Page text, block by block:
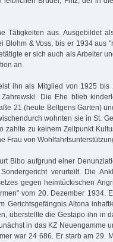
Tätigkeiten aus. Ausgebildet
Blohm & Voss, bis er 1934 aus
er sich auch als Arbeiter
an.
ihn als Mitglied von 1925
Die Ehe blieb
21 (heute Beltgens Garten)
wohnten sie in St.
zahlte zu keinem Zeitpunkt
Frau von
Bibo aufgrund einer
verurteilt. Die
gegen heimtückischen
vom 20. Dezember 1934.
Gerichtsgefängnis Altona
überstellte die Gestapo ihn in
in das KZ Neuengamme
war 24 686. Er starb am 29.